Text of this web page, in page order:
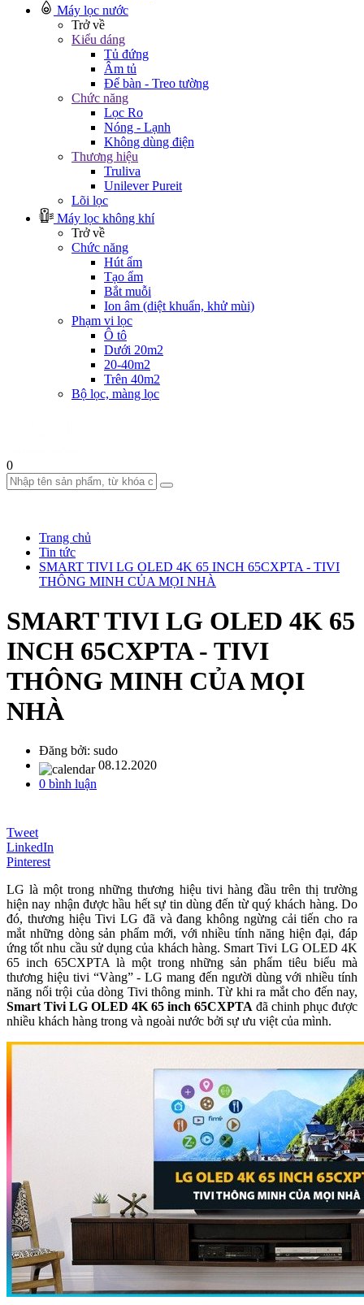
Máy lọc nước
Trở về
Kiểu dáng
Tủ đứng
Âm tủ
Để bàn - Treo tường
Chức năng
Lọc Ro
Nóng - Lạnh
Không dùng điện
Thương hiệu
Truliva
Unilever Pureit
Lõi lọc
Máy lọc không khí
Trở về
Chức năng
Hút ẩm
Tạo ẩm
Bắt muỗi
Ion âm (diệt khuẩn, khử mùi)
Phạm vi lọc
Ô tô
Dưới 20m2
20-40m2
Trên 40m2
Bộ lọc, màng lọc
0
Trang chủ
Tin tức
SMART TIVI LG OLED 4K 65 INCH 65CXPTA - TIVI
THÔNG MINH CỦA MỌI NHÀ
SMART TIVI LG OLED 4K 65
INCH 65CXPTA - TIVI
THÔNG MINH CỦA MỌI
NHÀ
Đăng bởi: sudo
08.12.2020
0 bình luận
Tweet
LinkedIn
Pinterest
LG là một trong những thương hiệu tivi hàng đầu trên thị trường
hiện nay nhận được hầu hết sự tin dùng đến từ quý khách hàng. Do
đó, thương hiệu Tivi LG đã và đang không ngừng cải tiến cho ra
mắt những dòng sản phẩm mới, với nhiều tính năng hiện đại, đáp
ứng tốt nhu cầu sử dụng của khách hàng. Smart Tivi LG OLED 4K
65 inch 65CXPTA là một trong những sản phẩm tiêu biểu mà
thương hiệu tivi “Vàng” - LG mang đến người dùng với nhiều tính
năng nổi trội của dòng Tivi thông minh. Từ khi ra mắt cho đến nay,
Smart Tivi LG OLED 4K 65 inch 65CXPTA đã chinh phục được
nhiều khách hàng trong và ngoài nước bởi sự ưu việt của mình.